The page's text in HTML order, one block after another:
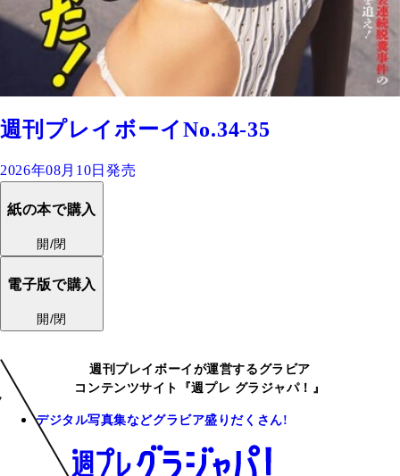
週刊プレイボーイNo.34-35
2026年08月10日発売
紙の本で購入
開/閉
電子版で購入
開/閉
週刊プレイボーイが運営するグラビア
コンテンツサイト『週プレ グラジャパ！』
デジタル写真集などグラビア盛りだくさん!